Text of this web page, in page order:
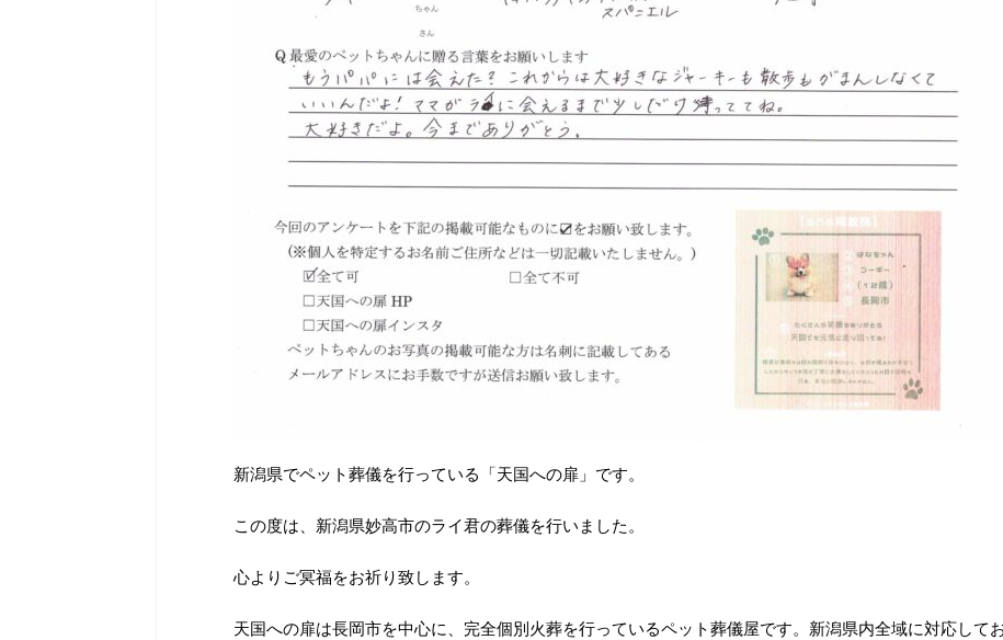
新潟県でペット葬儀を行っている「天国への扉」です。
この度は、新潟県妙高市のライ君の葬儀を行いました。
心よりご冥福をお祈り致します。
天国への扉は長岡市を中心に、完全個別火葬を行っているペット葬儀屋です。新潟県内全域に対応して